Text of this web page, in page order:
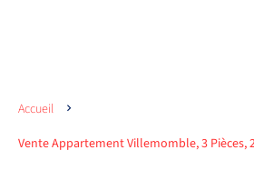
Accueil
Vente Appartement Villemomble, 3 Pièces,